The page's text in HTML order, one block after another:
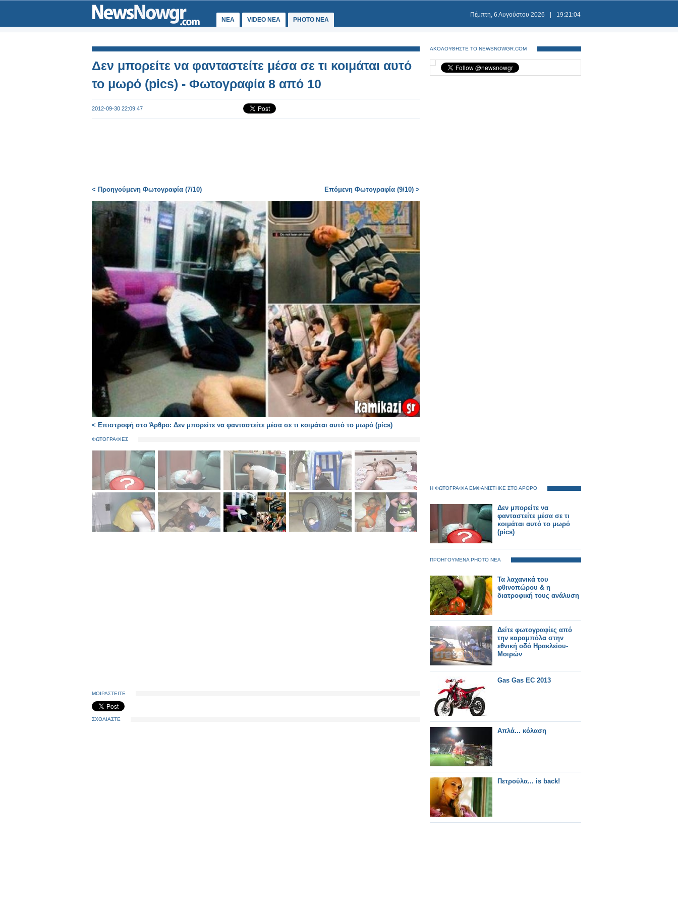
ΝΕΑ VIDEO NEA PHOTO NEA
Πέμπτη, 6 Αυγούστου 2026 19:21:04
Δεν μπορείτε να φανταστείτε μέσα σε τι κοιμάται αυτό
το μωρό (pics) - Φωτογραφία 8 από 10
2012-09-30 22:09:47
< Προηγούμενη Φωτογραφία (7/10) Επόμενη Φωτογραφία (9/10) >
< Επιστροφή στο Άρθρο: Δεν μπορείτε να φανταστείτε μέσα σε τι κοιμάται αυτό το μωρό (pics)
ΦΩΤΟΓΡΑΦΙΕΣ
ΜΟΙΡΑΣΤΕΙΤΕ
ΣΧΟΛΙΑΣΤΕ
ΑΚΟΛΟΥΘΗΣΤΕ ΤΟ NEWSNOWGR.COM
Η ΦΩΤΟΓΡΑΦΙΑ ΕΜΦΑΝΙΣΤΗΚΕ ΣΤΟ ΑΡΘΡΟ
Δεν μπορείτε να
φανταστείτε μέσα σε τι
κοιμάται αυτό το μωρό
(pics)
ΠΡΟΗΓΟΥΜΕΝΑ PHOTO ΝΕΑ
Τα λαχανικά του
φθινοπώρου & η
διατροφική τους ανάλυση
Δείτε φωτογραφίες από
την καραμπόλα στην
εθνική οδό Ηρακλείου-
Μοιρών
Gas Gas EC 2013
Απλά... κόλαση
Πετρούλα... is back!